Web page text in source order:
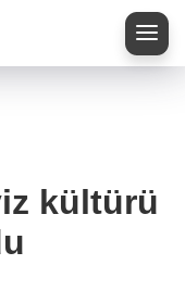
kültürü